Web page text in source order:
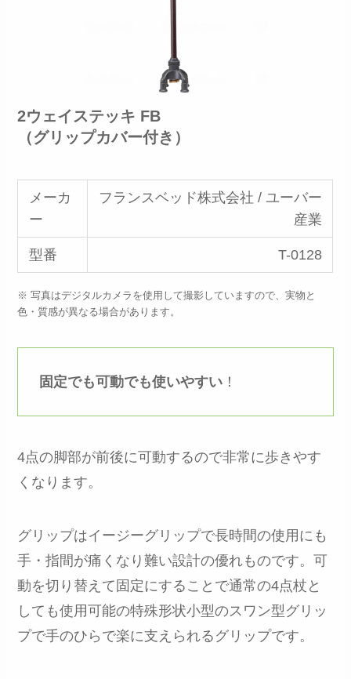
2ウェイステッキ FB
（グリップカバー付き）
メーカ
ー
フランスベッド株式会社 / ユーバー
産業
型番 T-0128
※ 写真はデジタルカメラを使用して撮影していますので、実物と
色・質感が異なる場合があります。
固定でも可動でも使いやすい ！
4点の脚部が前後に可動するので非常に歩きやす
くなります。
グリップはイージーグリップで長時間の使用にも
手・指間が痛くなり難い設計の優れものです。可
動を切り替えて固定にすることで通常の4点杖と
しても使用可能の特殊形状小型のスワン型グリッ
プで手のひらで楽に支えられるグリップです。